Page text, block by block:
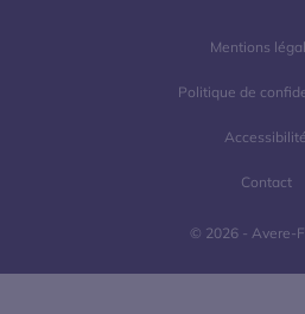
Mentions
Politique de
Accessibilité
Contact
© 2026 - Avere-